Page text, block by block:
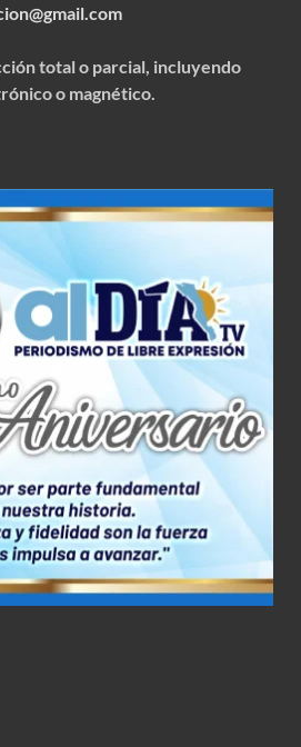
total o parcial, incluyendo
o magnético.